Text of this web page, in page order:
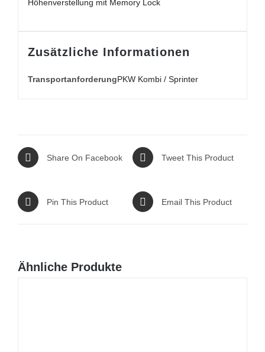
Höhenverstellung mit Memory Lock
Zusätzliche Informationen
TransportanforderungPKW Kombi / Sprinter
Share On Facebook Tweet This Product
Pin This Product Email This Product
Ähnliche Produkte